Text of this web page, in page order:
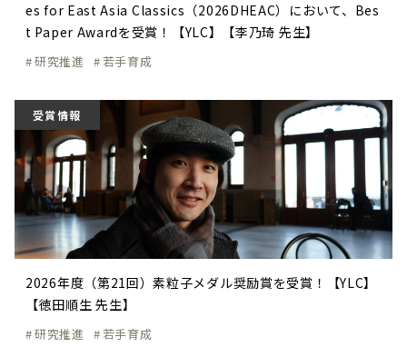
es for East Asia Classics（2026DHEAC）において、Bes
t Paper Awardを受賞！【YLC】【李乃琦 先生】
研究推進 若手育成
受賞情報
2026年度（第21回）素粒子メダル奨励賞を受賞！【YLC】
【徳田順生 先生】
研究推進 若手育成